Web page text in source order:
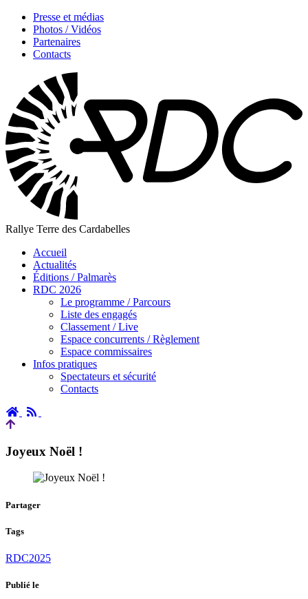
Presse et médias
Photos / Vidéos
Partenaires
Contacts
Rallye Terre des Cardabelles
Accueil
Actualités
Éditions / Palmarès
RDC 2026
Le programme / Parcours
Liste des engagés
Classement / Live
Espace concurrents / Règlement
Espace commissaires
Infos pratiques
Spectateurs et sécurité
Contacts
Accueil
Joyeux Noël !
Partager
Tags
RDC2025
Publié le